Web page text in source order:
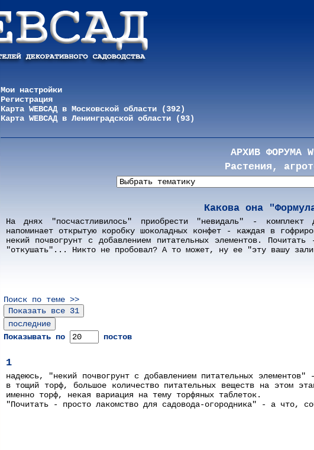
Мои настройки
Регистрация
Карта WEBСАД в Московской области (392)
Карта WEBСАД в Ленинградской области (93)
АРХИВ ФОРУМА
Растения,
Какова она
На днях "посчастливилось" приобрести "невидаль" -
напоминает открытую коробку шоколадных конфет - каждая в
некий почвогрунт с добавлением питательных элементов.
"откушать"... Никто не пробовал? А то может, ну ее "эту вашу
Поиск по теме >>
Показывать по постов
1
надеюсь, "некий почвогрунт с добавлением питательных
в тощий торф, большое количество питательных веществ на этом
именно торф, некая вариация на тему торфяных таблеток.
"Почитать - просто лакомство для садовода-огородника" - а что,